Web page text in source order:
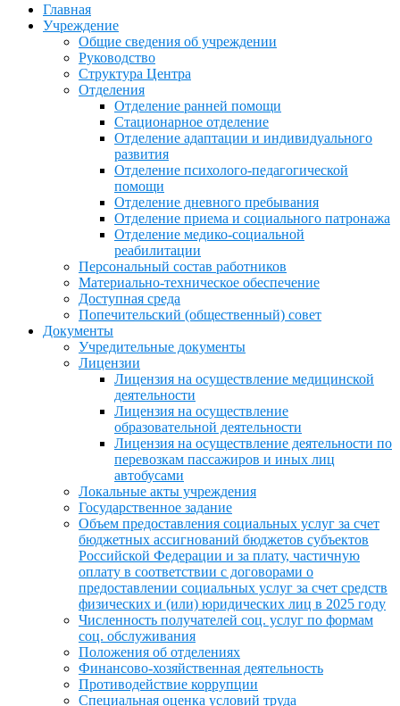
Главная
Учреждение
Общие сведения об учреждении
Руководство
Структура Центра
Отделения
Отделение ранней помощи
Стационарное отделение
Отделение адаптации и индивидуального
развития
Отделение психолого-педагогической
помощи
Отделение дневного пребывания
Отделение приема и социального патронажа
Отделение медико-социальной
реабилитации
Персональный состав работников
Материально-техническое обеспечение
Доступная среда
Попечительский (общественный) совет
Документы
Учредительные документы
Лицензии
Лицензия на осуществление медицинской
деятельности
Лицензия на осуществление
образовательной деятельности
Лицензия на осуществление деятельности по
перевозкам пассажиров и иных лиц
автобусами
Локальные акты учреждения
Государственное задание
Объем предоставления социальных услуг за счет
бюджетных ассигнований бюджетов субъектов
Российской Федерации и за плату, частичную
оплату в соответствии с договорами о
предоставлении социальных услуг за счет средств
физических и (или) юридических лиц в 2025 году
Численность получателей соц. услуг по формам
соц. обслуживания
Положения об отделениях
Финансово-хозяйственная деятельность
Противодействие коррупции
Специальная оценка условий труда